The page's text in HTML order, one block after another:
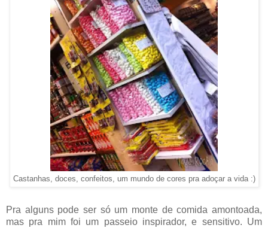
Castanhas, doces, confeitos, um mundo de cores pra adoçar a vida :)
Pra alguns pode ser só um monte de comida amontoada,
mas pra mim foi um passeio inspirador, e sensitivo. Um